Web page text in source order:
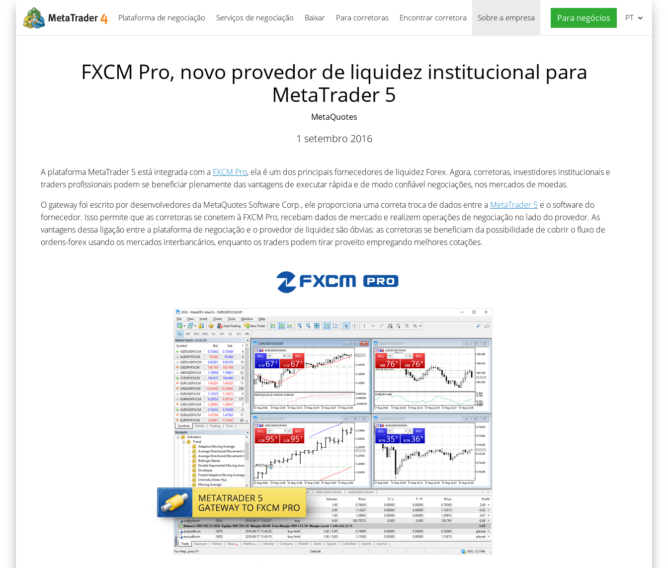
Plataforma de negociação Serviços de negociação Baixar Para corretoras Encontrar corretora Sobre a empresa Para negócios
Português PT
FXCM Pro, novo provedor de liquidez institucional para
MetaTrader 5
MetaQuotes
1 setembro 2016
A plataforma MetaTrader 5 está integrada com a FXCM Pro, ela é um dos principais fornecedores de liquidez Forex. Agora, corretoras, investidores institucionais e
traders profissionais podem se beneficiar plenamente das vantagens de executar rápida e de modo confiável negociações, nos mercados de moedas.
O gateway foi escrito por desenvolvedores da MetaQuotes Software Corp., ele proporciona uma correta troca de dados entre a MetaTrader 5 e o software do
fornecedor. Isso permite que as corretoras se conetem à FXCM Pro, recebam dados de mercado e realizem operações de negociação no lado do provedor. As
vantagens dessa ligação entre a plataforma de negociação e o provedor de liquidez são óbvias: as corretoras se beneficiam da possibilidade de cobrir o fluxo de
ordens-forex usando os mercados interbancários, enquanto os traders podem tirar proveito empregando melhores cotações.